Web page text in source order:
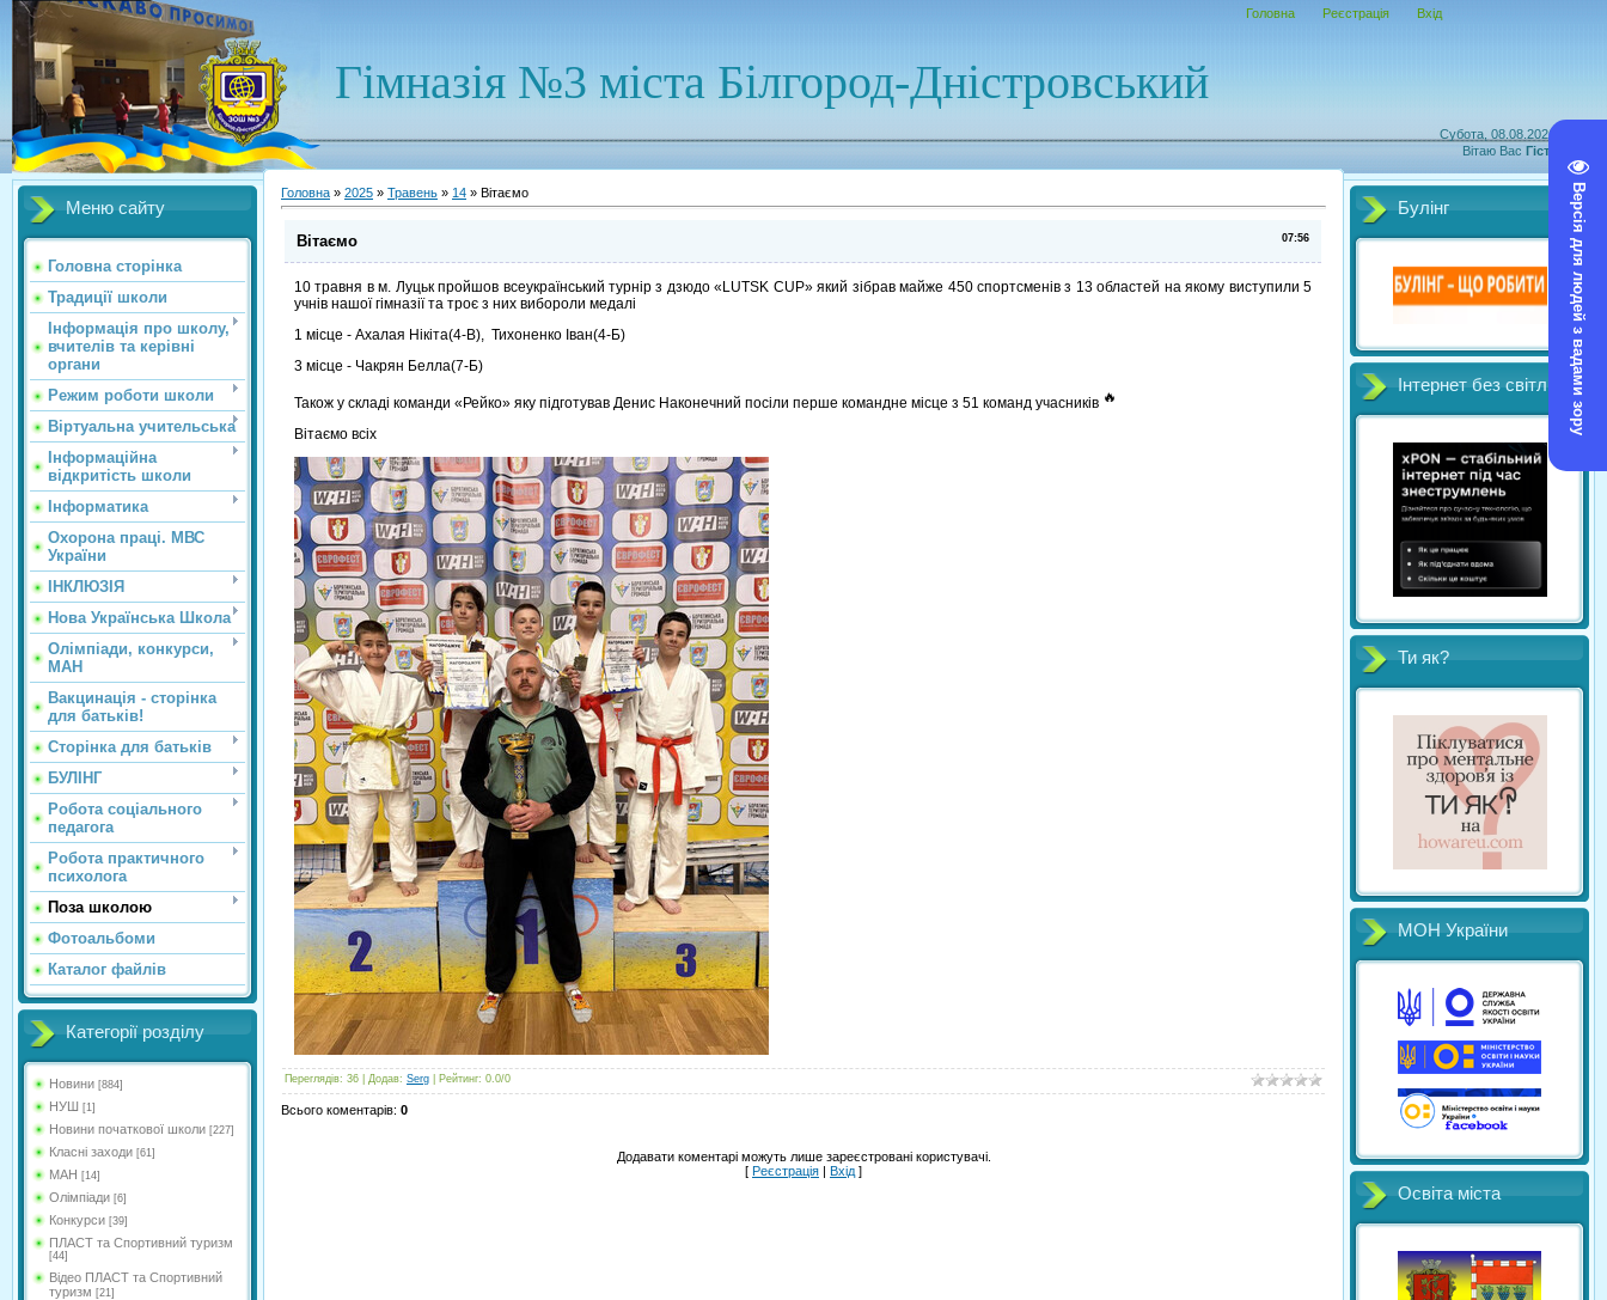
Версія для людей з вадами зору
Субота, 08.08.2026, 04:40
Вітаю Вас Гість
Гімназія №3 міста Білгород-Дністровський
Головна Реєстрація Вхід
Меню сайту
Головна сторінка
Традиції школи
Інформація про школу,
вчителів та керівні
органи
Режим роботи школи
Віртуальна учительська
Інформаційна
відкритість школи
Інформатика
Охорона праці. МВС
України
ІНКЛЮЗІЯ
Нова Українська Школа
Олімпіади, конкурси,
МАН
Вакцинація - сторінка
для батьків!
Сторінка для батьків
БУЛІНГ
Робота соціального
педагога
Робота практичного
психолога
Поза школою
Фотоальбоми
Каталог файлів
Категорії розділу
Новини [884]
НУШ [1]
Новини початкової школи [227]
Класні заходи [61]
МАН [14]
Олімпіади [6]
Конкурси [39]
ПЛАСТ та Спортивний туризм
[44]
Відео ПЛАСТ та Спортивний
туризм [21]
Головна » 2025 » Травень » 14 » Вітаємо
07:56
Вітаємо
10 травня в м. Луцьк пройшов всеукраїнський турнір з дзюдо «LUTSK CUP» який зібрав майже 450 спортсменів з 13 областей на якому виступили 5
учнів нашої гімназії та троє з них вибороли медалі
1 місце - Ахалая Нікіта(4-В), Тихоненко Іван(4-Б)
3 місце - Чакрян Белла(7-Б)
Також у складі команди «Рейко» яку підготував Денис Наконечний посіли перше командне місце з 51 команд учасників
Вітаємо всіх
Переглядів: 36 | Додав: Serg Рейтинг: 0.0/0
Всього коментарів: 0
Додавати коментарі можуть лише зареєстровані користувачі.
[ Реєстрація | Вхід ]
Булінг
Інтернет без світл
Ти як?
МОН України
Освіта міста